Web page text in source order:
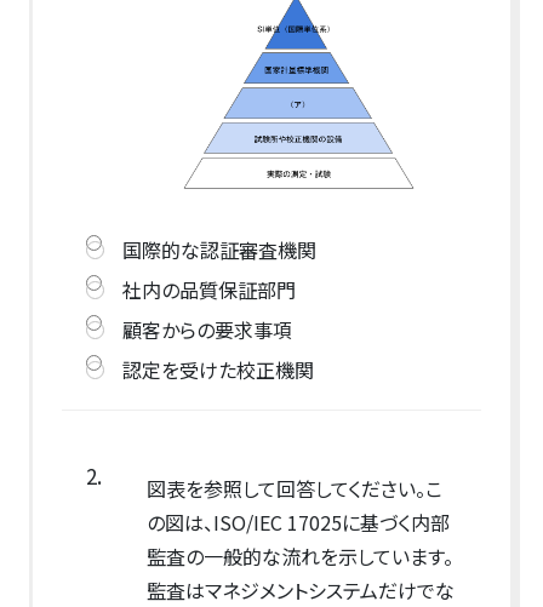
国際的な認証審査機関
社内の品質保証部門
顧客からの要求事項
認定を受けた校正機関
2.
図表を参照して回答してください。こ
の図は、ISO/IEC 17025に基づく内部
監査の一般的な流れを示しています。
監査はマネジメントシステムだけでな